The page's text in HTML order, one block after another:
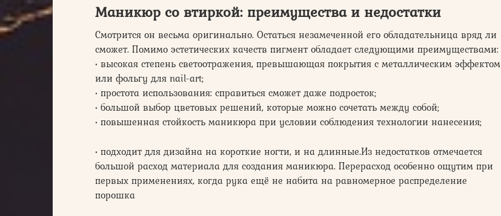
Маникюр со втиркой: преимущества и недостатки
Смотрится он весьма оригинально. Остаться незамеченной его обладательница вряд ли
сможет. Помимо эстетических качеств пигмент обладает следующими преимуществами:
• высокая степень светоотражения, превышающая покрытия с металлическим эффектом
или фольгу для nail-art;
• простота использования: справиться сможет даже подросток;
• большой выбор цветовых решений, которые можно сочетать между собой;
• повышенная стойкость маникюра при условии соблюдения технологии нанесения;
• подходит для дизайна на короткие ногти, и на длинные.Из недостатков отмечается
большой расход материала для создания маникюра. Перерасход особенно ощутим при
первых применениях, когда рука ещё не набита на равномерное распределение
порошка